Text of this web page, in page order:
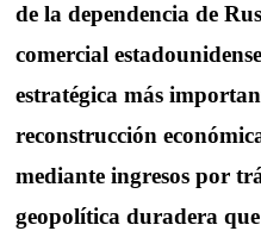
de la dependencia de
comercial
estratégica más
reconstrucción
mediante ingresos por
geopolítica duradera que